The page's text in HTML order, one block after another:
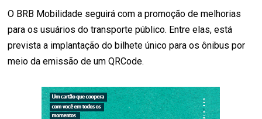
O BRB Mobilidade seguirá com a promoção de melhorias
para os usuários do transporte público. Entre elas, está
prevista a implantação do bilhete único para os ônibus por
meio da emissão de um QRCode.